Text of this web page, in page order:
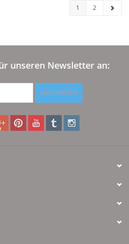
1 2
unseren Newsletter an:
ABONNIEREN